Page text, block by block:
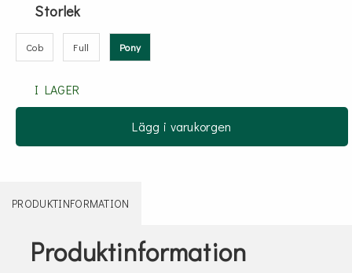
Storlek
Cob Full Pony
I LAGER
Lägg i varukorgen
PRODUKTINFORMATION
Produktinformation